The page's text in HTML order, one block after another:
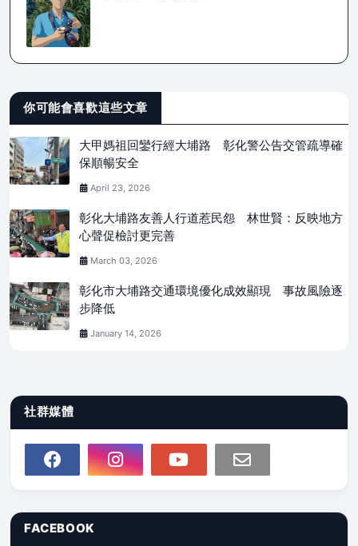
你可能會喜歡這些文章
大甲媽祖回鑾行經大埔路 彰化警公告交管疏導確
保順暢安全
April 23, 2026
彰化大埔路友善人行道惹民怨 林世賢：反映地方
心聲促檢討更完善
March 03, 2026
彰化市大埔路交通環境優化成效顯現 事故風險逐
步降低
January 14, 2026
社群媒體
FACEBOOK